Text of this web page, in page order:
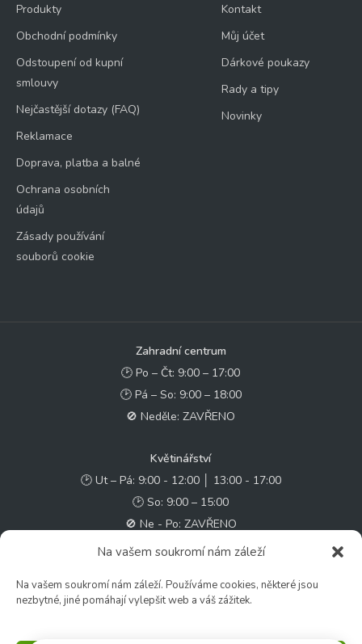
Na vašem soukromí nám záleží
Na vašem soukromí nám záleží. Používáme cookies, některé jsou
nezbytné, jiné pomáhají vylepšit web a váš zážitek.
Produkty
Obchodní podmínky
Odstoupení od kupní
smlouvy
Nejčastější dotazy (FAQ)
Reklamace
Doprava, platba a balné
Ochrana osobních
údajů
Zásady používání
souborů cookie
Kontakt
Můj účet
Dárkové poukazy
Rady a tipy
Novinky
Zahradní centrum
🕑 Po – Čt: 9:00 – 17:00
🕑 Pá – So: 9:00 – 18:00
🚫 Neděle: ZAVŘENO
Květinářství
🕑 Ut – Pá: 9:00 - 12:00 │ 13:00 - 17:00
🕑 So: 9:00 – 15:00
🚫 Ne - Po: ZAVŘENO
✉️ e-shop@zcstrakovo.cz